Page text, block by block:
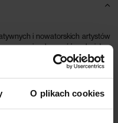
O plikach cookies
i nowatorskich artystów
swoją obecność w każdym
chwilę, przenosząc na płótno
jego niekończącej się twórczości.
się przede wszystkim się na
przez wielobarwny filtr.